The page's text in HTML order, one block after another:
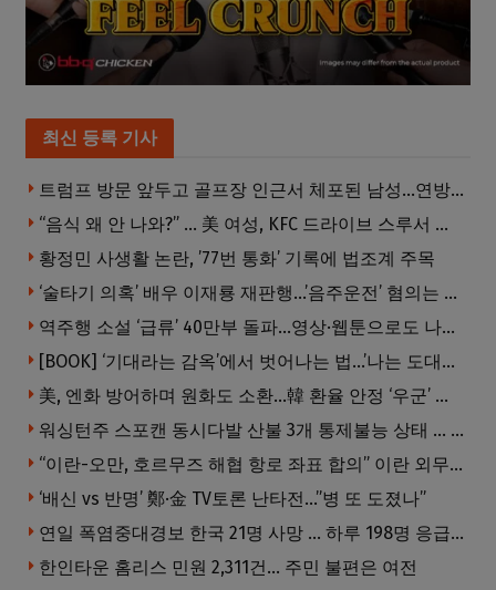
최신 등록 기사
트럼프 방문 앞두고 골프장 인근서 체포된 남성…연방 총기 혐의 적용
“음식 왜 안 나와?” … 美 여성, KFC 드라이브 스루서 소총 위협
황정민 사생활 논란, ’77번 통화’ 기록에 법조계 주목
‘술타기 의혹’ 배우 이재룡 재판행…’음주운전’ 혐의는 제외
역주행 소설 ‘급류’ 40만부 돌파…영상·웹툰으로도 나온다
[BOOK] ‘기대라는 감옥’에서 벗어나는 법…’나는 도대체 왜 눈치를 볼까’
美, 엔화 방어하며 원화도 소환…韓 환율 안정 ‘우군’ 되나
워싱턴주 스포캔 동시다발 산불 3개 통제불능 상태 … 이재민 수십만명
“이란-오만, 호르무즈 해협 항로 좌표 합의” 이란 외무부 발표
‘배신 vs 반명’ 鄭·金 TV토론 난타전…”병 또 도졌나”
연일 폭염중대경보 한국 21명 사망 … 하루 198명 응급실행
한인타운 홈리스 민원 2,311건… 주민 불편은 여전